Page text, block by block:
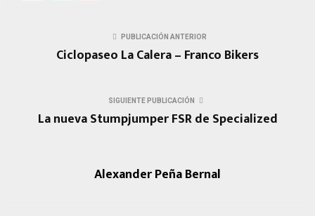
PUBLICACIÓN ANTERIOR
Ciclopaseo La Calera – Franco Bikers
SIGUIENTE PUBLICACIÓN
La nueva Stumpjumper FSR de Specialized
Alexander Peña Bernal